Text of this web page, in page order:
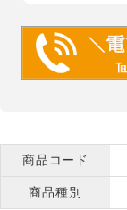
商品コード
商品種別